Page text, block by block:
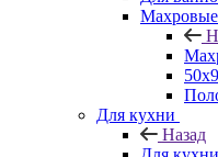
Махровые
Для кухни
Назад